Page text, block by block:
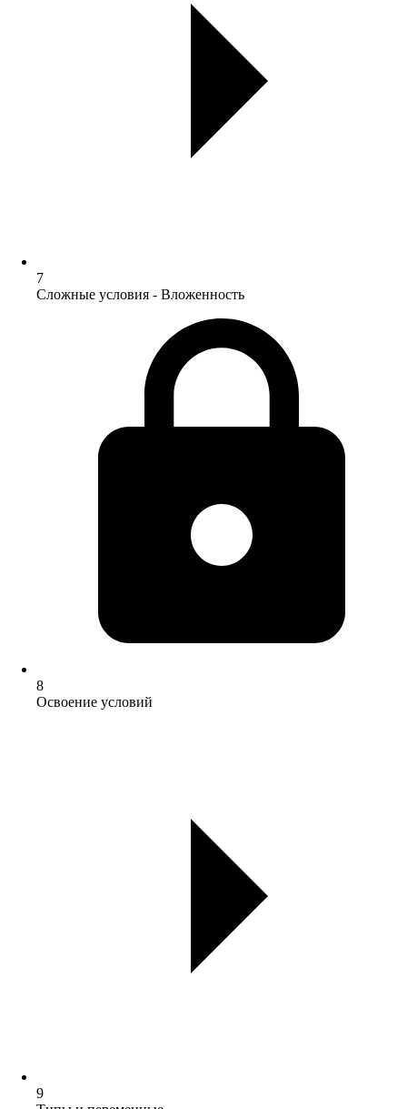
7
Сложные условия - Вложенность
8
Освоение условий
9